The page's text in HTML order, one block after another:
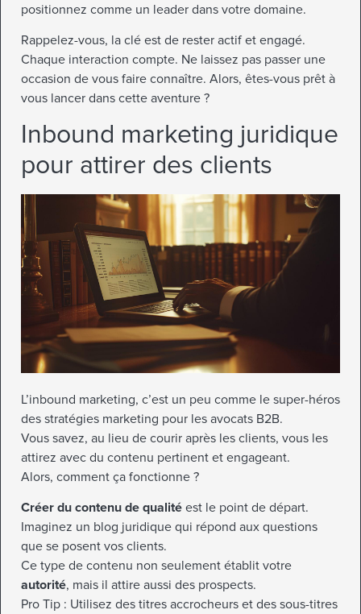
positionnez comme un leader dans votre domaine.
Rappelez-vous, la clé est de rester actif et engagé.
Chaque interaction compte. Ne laissez pas passer une
occasion de vous faire connaître. Alors, êtes-vous prêt à
vous lancer dans cette aventure ?
Inbound marketing juridique
pour attirer des clients
L’inbound marketing, c’est un peu comme le super-héros
des stratégies marketing pour les avocats B2B.
Vous savez, au lieu de courir après les clients, vous les
attirez avec du contenu pertinent et engageant.
Alors, comment ça fonctionne ?
Créer du contenu de qualité est le point de départ.
Imaginez un blog juridique qui répond aux questions
que se posent vos clients.
Ce type de contenu non seulement établit votre
autorité, mais il attire aussi des prospects.
Pro Tip : Utilisez des titres accrocheurs et des sous-titres